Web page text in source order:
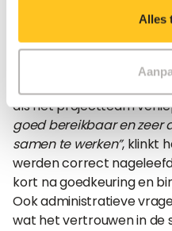
Alles
Ook achter de
vlot
Naast de technologie
als het projectteam
goed bereikbaar en zeer
samen te werken”, klinkt
werden correct
kort na goedkeuring en
Ook administratieve
wat het vertrouwen in de